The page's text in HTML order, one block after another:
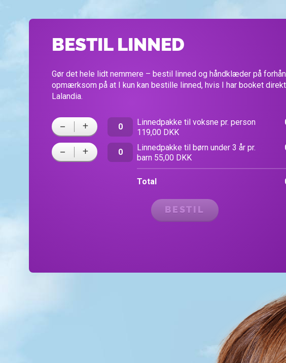
BESTIL LINNED
Gør det hele lidt nemmere – bestil linned og håndklæder på
opmærksom på at I kun kan bestille linned, hvis I har booket
Lalandia.
- +
Linnedpakke til voksne pr. person
119,00 DKK
- +
Linnedpakke til børn under 3 år pr.
barn 55,00 DKK
Total
BESTIL